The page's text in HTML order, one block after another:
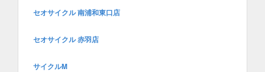
セオサイクル 南浦和東口店
セオサイクル 赤羽店
サイクルM